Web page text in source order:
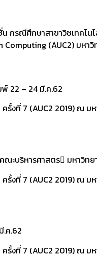
กรณีศึกษาสาขาวิชเทคโน
Computing (AUC2) มหาวิ
22 – 24 มี.ค.62
งที่ 7 (AUC2 2019) ณ ม
ณะบริหารศาสตร มหาวิท
รั้งที่ 7 (AUC2 2019) ณ ม
ค.62
งที่ 7 (AUC2 2019) ณ ม